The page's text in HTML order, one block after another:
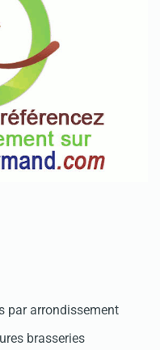
par arrondissement
brasseries